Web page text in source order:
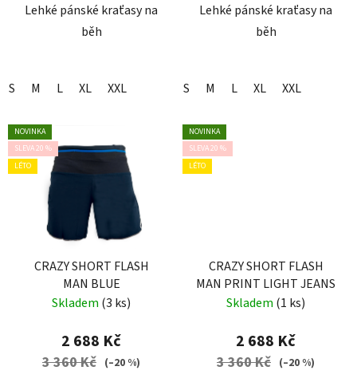
Lehké pánské kraťasy na
běh
S M L XL XXL
Lehké pánské kraťasy na
běh
S M L XL XXL
NOVINKA
SLEVA 20 %
LÉTO
CRAZY SHORT FLASH
MAN BLUE
Skladem (3 ks)
2 688 Kč
3 360 Kč (–20 %)
NOVINKA
SLEVA 20 %
LÉTO
CRAZY SHORT FLASH
MAN PRINT LIGHT JEANS
Skladem (1 ks)
2 688 Kč
3 360 Kč (–20 %)